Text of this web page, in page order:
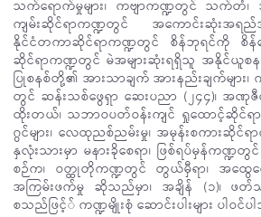
သက်ရောက်မှုများ၊ ကဗျာကဏ္ဍတွင် သက်တံ
ကျမ်းဆိုင်ရာကဏ္ဍတွင် အကောင်းဆုံးအရ
နိုင်ငံတကာဆိုင်ရာကဏ္ဍတွင် စိန်ဘုရင်ကို စိန်ခေ
ဆိုင်ရာကဏ္ဍတွင် မဲအများဆုံးရရှိသူ အနိုင်ယူစန
ပြုစနစ်တို့၏ အားသာချက် အားနည်းချက်များ၊
တွင် ဆန်းသစ်ဖွေရှာ ဆေးပညာ (၂၄၄)၊ အဏုဇီ
ထိုးတယ်၊ သဘာဝပတ်ဝန်းကျင် ရှုထောင့်ဆိုင်ရ
ဂွင်များ၊ လေထုညစ်ညမ်းမှု၊ အမုန်းစကားဆိုင်
နှလုံးသားမှာ မနားခိုစေရာ၊ ဖြစ်ရပ်မှန်ကဏ္ဍ
စဉ်က၊ ဝတ္ထုတိုကဏ္ဍတွင် တွယ်မှီရာ၊ အထွေ
အကြမ်းဖက်မှု ဆိုသည်မှာ၊ အချိန် (၁)၊ ဖ
စသည်ဖြင့်် ကဏ္ဍမျိုးစုံ ဆောင်းပါးများ ပါဝင်